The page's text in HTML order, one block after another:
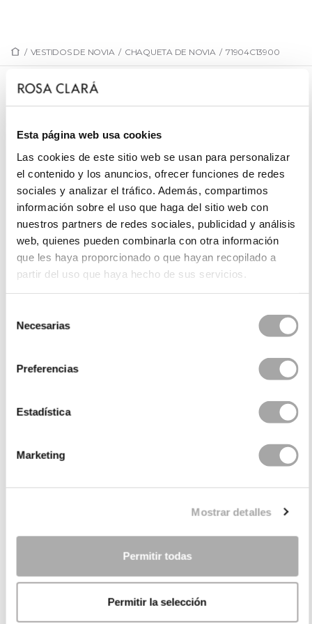
Esta página web usa cookies
Las cookies de este sitio web se usan para personalizar
el contenido y los anuncios, ofrecer funciones de redes
sociales y analizar el tráfico. Además, compartimos
información sobre el uso que haga del sitio web con
nuestros partners de redes sociales, publicidad y análisis
web, quienes pueden combinarla con otra información
que les haya proporcionado o que hayan recopilado a
partir del uso que haya hecho de sus servicios.
Necesarias
Preferencias
Estadística
Marketing
Mostrar detalles
Permitir todas
Permitir la selección
/ VESTIDOS DE NOVIA / CHAQUETA DE NOVIA / 71904C13900
71904C13900
PIDE CITA
PUNTOS DE VENTA